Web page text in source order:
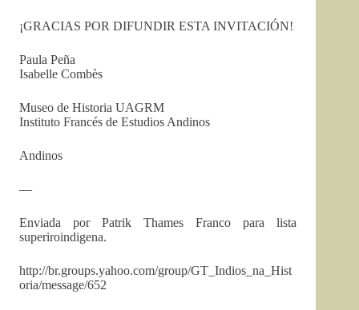
¡GRACIAS POR DIFUNDIR ESTA INVITACIÓN!
Paula Peña
Isabelle Combès
Museo de Historia UAGRM
Instituto Francés de Estudios Andinos
Andinos
—
Enviada por Patrik Thames Franco para lista
superiroindigena.
http://br.groups.yahoo.com/group/GT_Indios_na_Hist
oria/message/652